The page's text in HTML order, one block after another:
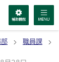
部 職員課